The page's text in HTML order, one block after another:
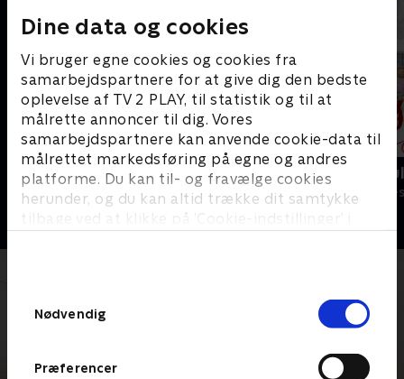
Dine data og cookies
Vi bruger egne cookies og cookies fra
samarbejdspartnere for at give dig den bedste
oplevelse af TV 2 PLAY, til statistik og til at
målrette annoncer til dig. Vores
samarbejdspartnere kan anvende cookie-data til
målrettet markedsføring på egne og andres
platforme. Du kan til- og fravælge cookies
herunder, og du kan altid trække dit samtykke
tilbage ved at klikke på ’Cookie-indstillinger’ i
Nødvendig
Præferencer
Solsidan
Komedie • 9 sæsoner
Sølykkens jul
Komedie • 1